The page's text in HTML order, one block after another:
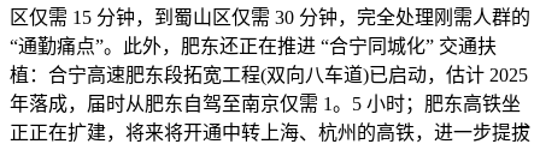
区仅需 15 分钟，到蜀山区仅需 30 分钟，完全处理刚需人群的
“通勤痛点”。此外，肥东还正在推进 “合宁同城化” 交通扶
植：合宁高速肥东段拓宽工程(双向八车道)已启动，估计 2025
年落成，届时从肥东自驾至南京仅需 1。5 小时；肥东高铁坐
正正在扩建，将来将开通中转上海、杭州的高铁，进一步提拔